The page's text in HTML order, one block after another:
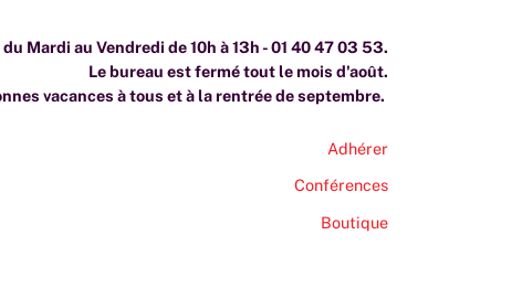
Mardi au Vendredi de 10h à 13h - 01 40 47 03 53.
Le bureau est fermé tout le mois d'août.
vacances à tous et à la rentrée de septembre.
Adhérer
Conférences
Boutique